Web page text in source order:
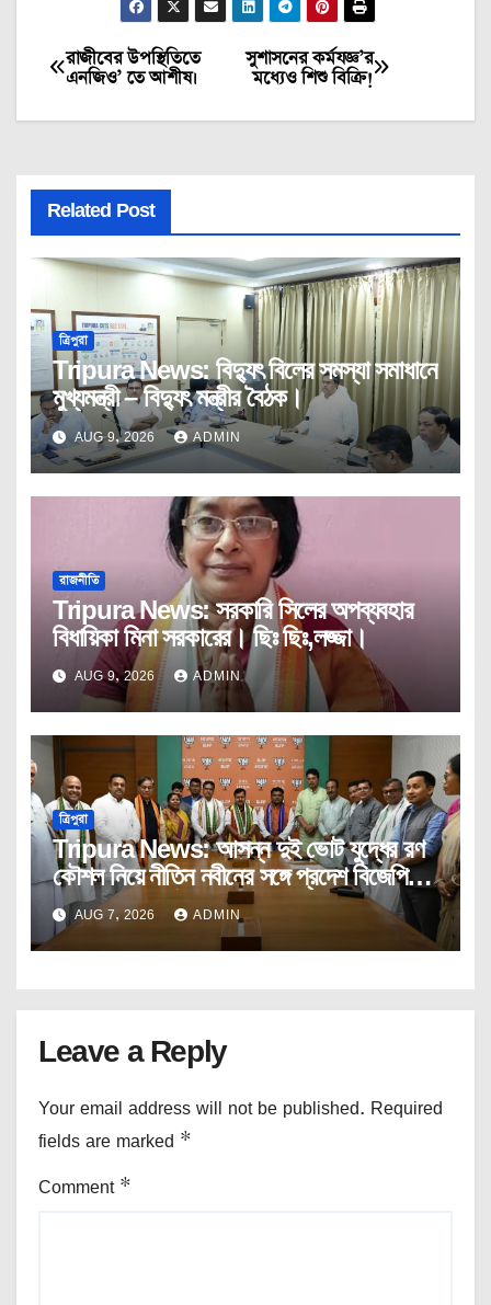
Post
navigation
সুশাসনের কর্মযজ্ঞ’র
মধ্যেও শিশু বিক্রি!
রাজীবের উপস্থিতিতে
এনজিও’ তে আশীষ।
Related Post
ত্রিপুরা
Tripura News: বিদ্যুৎ বিলের সমস্যা সমাধানে
মুখ্যমন্ত্রী – বিদ্যুৎ মন্ত্রীর বৈঠক।
AUG 9, 2026 ADMIN
রাজনীতি
Tripura News: সরকারি সিলের অপব্যবহার
বিধায়িকা মিনা সরকারের। ছিঃ ছিঃ,লজ্জা।
AUG 9, 2026 ADMIN
ত্রিপুরা
Tripura News: আসন্ন দুই ভোট যুদ্ধের রণ
কৌশল নিয়ে নীতিন নবীনের সঙ্গে প্রদেশ বিজেপির
কোর কমিটির বৈঠক।
AUG 7, 2026 ADMIN
Leave a Reply
Your email address will not be published. Required
fields are marked *
Comment *